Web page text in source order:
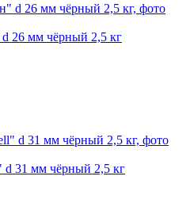
26 мм чёрный 2,5 кг
d 31 мм чёрный 2,5 кг